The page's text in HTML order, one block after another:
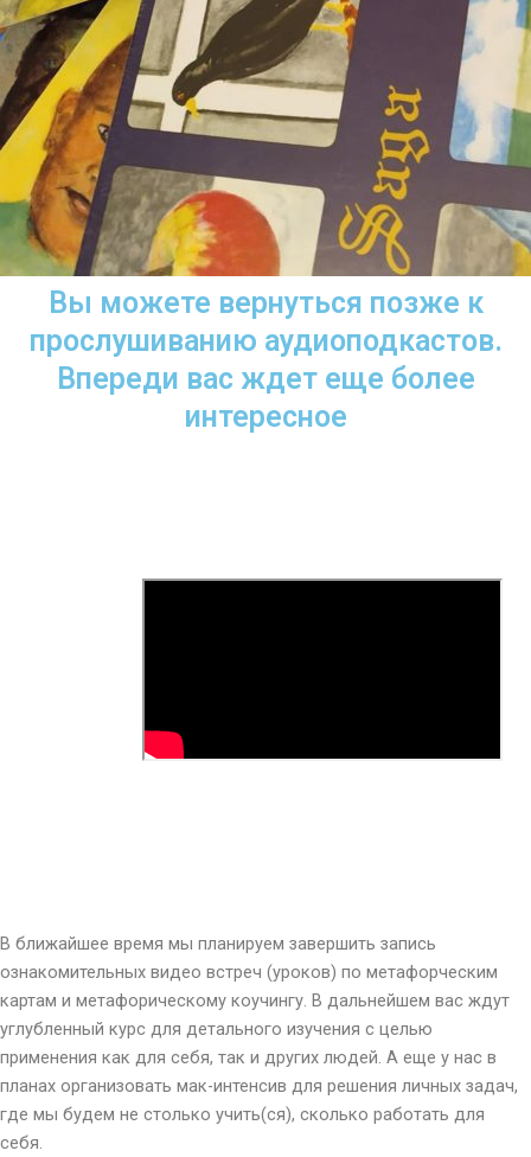
Вы можете вернуться позже к
прослушиванию аудиоподкастов.
Впереди вас ждет еще более
интересное
В ближайшее время мы планируем завершить запись
ознакомительных видео встреч (уроков) по метафорческим
картам и метафорическому коучингу. В дальнейшем вас ждут
углубленный курс для детального изучения с целью
применения как для себя, так и других людей. А еще у нас в
планах организовать мак-интенсив для решения личных задач,
где мы будем не столько учить(ся), сколько работать для
себя.